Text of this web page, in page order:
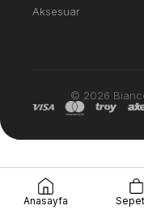
Aksesuar
© 2026
Anasayfa